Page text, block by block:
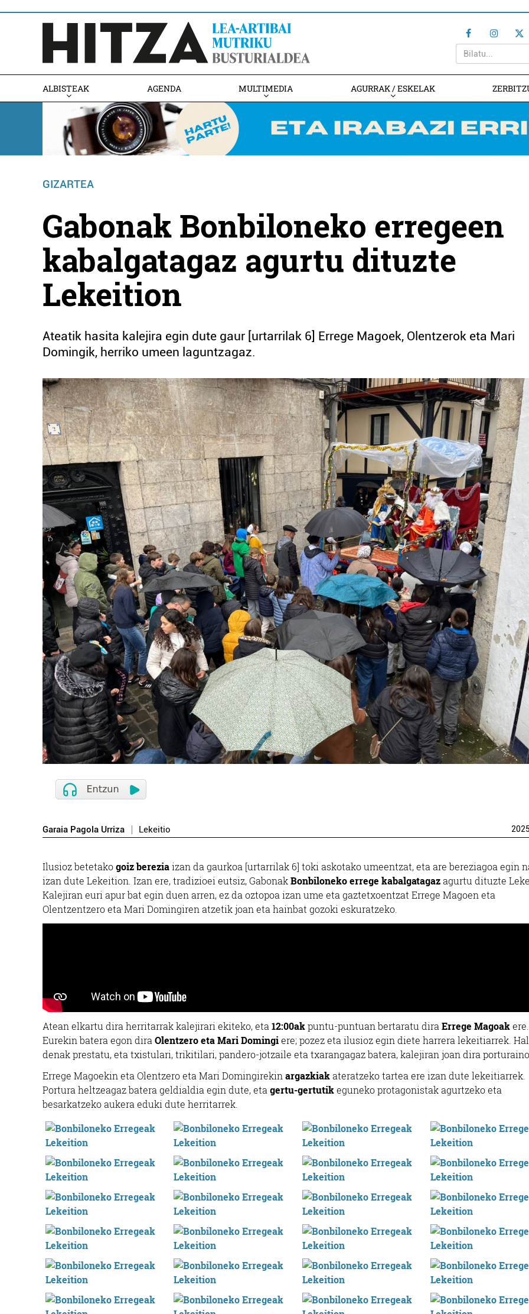
ALBISTEAK AGENDA MULTIMEDIA AGURRAK / ESKELAK
GIZARTEA
Gabonak Bonbiloneko erregeen
kabalgatagaz agurtu dituzte
Lekeition
Ateatik hasita kalejira egin dute gaur [urtarrilak 6] Errege Magoek, Olentzerok eta Mari
Domingik, herriko umeen laguntzagaz.
Garaia Pagola Urriza Lekeitio 2025
Ilusioz betetakogoiz bereziaizan da gaurkoa [urtarrilak 6] toki askotako umeentzat, eta are bereziagoa egin
izan dute Lekeition. Izan ere, tradizioei eutsiz, GabonakBonbiloneko errege kabalgatagazagurtu dituzte
Kalejiran euri apur bat egin duen arren, ez da oztopoa izan ume eta gaztetxoentzat Errege Magoen eta
Olentzentzero eta Mari Domingiren atzetik joan eta hainbat gozoki eskuratzeko.
Atean elkartu dira herritarrak kalejirari ekiteko, eta 12:00akpuntu-puntuan bertaratu dira Errege Magoakere.
Eurekin batera egon dira Olentzero eta Mari Domingiere; pozez eta ilusioz egin diete harrera lekeitiarrek.
denak prestatu, eta txistulari, trikitilari, pandero-jotzaile eta txarangagaz batera, kalejiran joan dira porturaino.
Errege Magoekin eta Olentzero eta Mari Domingirekin argazkiakateratzeko tartea ere izan dute lekeitiarrek.
Portura heltzeagaz batera geldialdia egin dute, eta gertu-gertutikeguneko protagonistak agurtzeko eta
besarkatzeko aukera eduki dute herritarrek.